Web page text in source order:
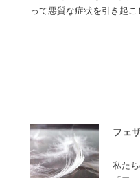
って悪質な症状を引き起
フェ
私た